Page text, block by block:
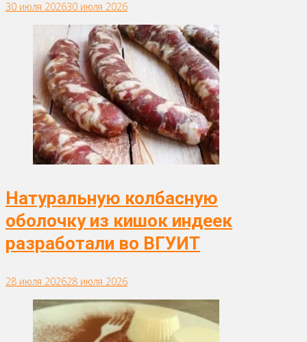
30 июля 202630 июля 2026
Натуральную колбасную
оболочку из кишок индеек
разработали во ВГУИТ
28 июля 202628 июля 2026